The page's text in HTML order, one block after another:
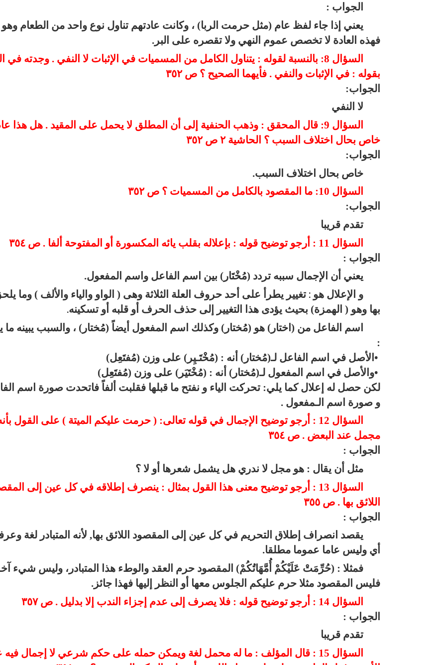
الجواب :
يعني إذا جاء لفظ عام (مثل حرمت الربا) ، وكانت عادتهم تناول نوع واحد من الطعام وهو
فهذه العادة لا تخصص عموم النهي ولا تقصره على البر.
السؤال 8: بالنسبة لقوله : يتناول الكامل من المسميات في الإثبات لا النفي . وجدته في
بقوله : في الإثبات والنفي . فأيهما الصحيح ؟ ص ٣٥٢
الجواب:
لا النفي
السؤال 9: قال المحقق : وذهب الحنفية إلى أن المطلق لا يحمل على المقيد . هل هذا
خاص بحال اختلاف السبب ؟ الحاشية ٢ ص ٣٥٢
الجواب:
خاص بحال اختلاف السبب.
السؤال 10: ما المقصود بالكامل من المسميات ؟ ص ٣٥٢
الجواب:
تقدم قريبا
السؤال 11 : أرجو توضيح قوله : بإعلاله بقلب يائه المكسورة أو المفتوحة ألفا . ص ٣٥٤
الجواب :
يعني أن الإجمال سببه تردد (مُخْتَار) بين اسم الفاعل واسم المفعول.
و الإعلال هو : تغيير يطرأ على أحد حروف العلة الثلاثة وهى ( الواو والياء والألف ) وما
بها وهو ( الهمزة) بحيث يؤدى هذا التغيير إلى حذف الحرف أو قلبه أو تسكينه.
اسم الفاعل من (اختار) هو (مُختار) وكذلك اسم المفعول أيضاً (مُختار) ، والسبب يبينه ما
:
• الأصل في اسم الفاعل لـ(مُختار) أنه : (مُخْتَـيِر) على وزن (مُفتَعِل)
•والأصل في اسم المفعول لـ(مُختار) أنه : (مُخْتَيَر) على وزن (مُفتَعِل)
لكن حصل له إعلال كما يلي: تحركت الياء و نفتح ما قبلها فقلبت ألفاً فاتحدت صورة اسم
و صورة اسم الـمفعول .
السؤال 12 : أرجو توضيح الإجمال في قوله تعالى: ( حرمت عليكم الميتة ) على القول
مجمل عند البعض . ص ٣٥٤
الجواب :
مثل أن يقال : هو مجل لا ندري هل يشمل شعرها أو لا ؟
السؤال 13 : أرجو توضيح معنى هذا القول بمثال : ينصرف إطلاقه في كل عين إلى
اللائق بها . ص ٣٥٥
الجواب :
يقصد انصراف إطلاق التحريم في كل عين إلى المقصود اللائق بها, لأنه المتبادر لغة
أي وليس عاما عموما مطلقا.
فمثلا : (حُرِّمَتْ عَلَيْكُمْ أُمَّهَاتُكُمْ) المقصود حرم العقد والوطء هذا المتبادر، وليس شيء
فليس المقصود مثلا حرم عليكم الجلوس معها أو النظر إليها فهذا جائز.
السؤال 14 : أرجو توضيح قوله : فلا يصرف إلى عدم إجزاء الندب إلا بدليل . ص ٣٥٧
الجواب :
تقدم قريبا
السؤال 15 : قال المؤلف : ما له محمل لغة ويمكن حمله على حكم شرعي لا إجمال